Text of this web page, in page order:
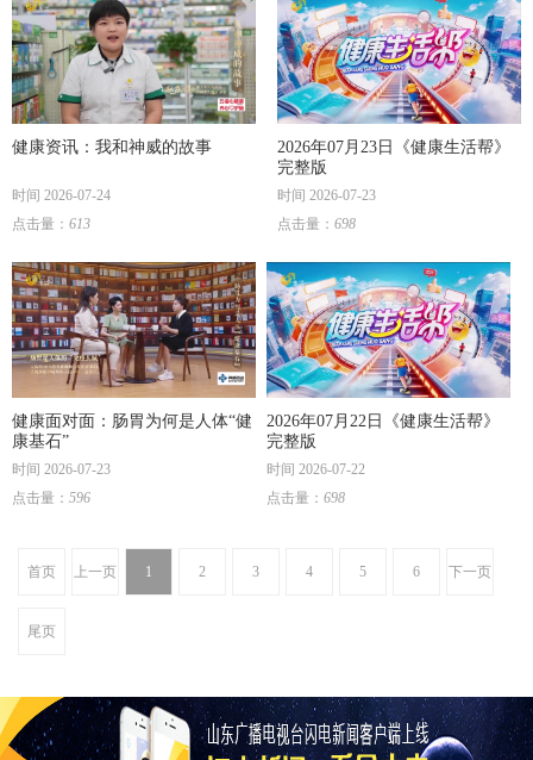
健康资讯：我和神威的故事
时间 2026-07-24
点击量： 613
2026年07月23日《健康生活帮》
完整版
时间 2026-07-23
点击量： 698
健康面对面：肠胃为何是人体“健
康基石”
时间 2026-07-23
点击量： 596
2026年07月22日《健康生活帮》
完整版
时间 2026-07-22
点击量： 698
首页 上一页 1 2 3 4 5 6 下一页
尾页